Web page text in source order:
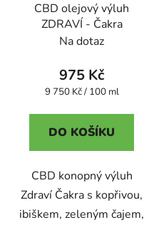
CBD olejový výluh
ZDRAVÍ - Čakra
Na dotaz
975 Kč
Měrná
9 750 Kč / 100 ml
DO KOŠÍKU
CBD konopný výluh
Zdraví Čakra s kopřivou,
ibiškem, zeleným čajem,